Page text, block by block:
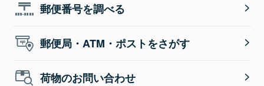
郵便番号を調べる
郵便局・ATM・ポストをさがす
荷物のお問い合わせ